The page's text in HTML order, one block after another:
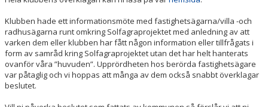
Klubben hade ett informationsmöte med fastighetsägarna/villa -och
radhusägarna runt omkring Solfagraprojektet med anledning av att
varken dem eller klubben har fått någon information eller tillfrågats i
form av samråd kring Solfagraprojektet utan det har helt hanterats
ovanför våra ”huvuden”. Upprördheten hos berörda fastighetsägare
var påtaglig och vi hoppas att många av dem också snabbt överklagar
beslutet.